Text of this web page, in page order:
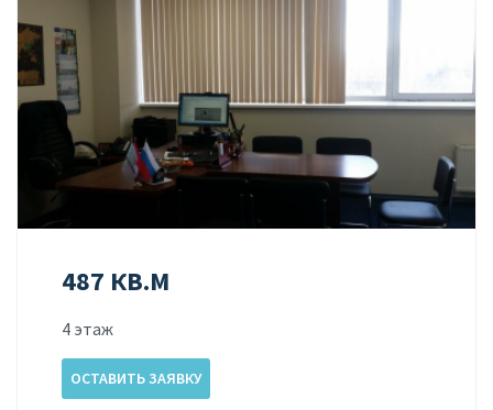
487 КВ.М
4 этаж
ОСТАВИТЬ ЗАЯВКУ